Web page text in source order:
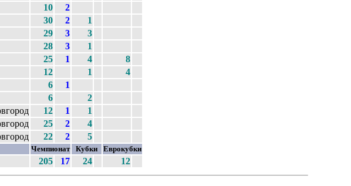
10
2
30 2
1
29 3
3
28 3
1
25 1 4
8
12 1
4
6
1
6
2
12 1
1
25 2
4
22 2 5
Чемпионат Кубки Еврокубки
205 17 24 12